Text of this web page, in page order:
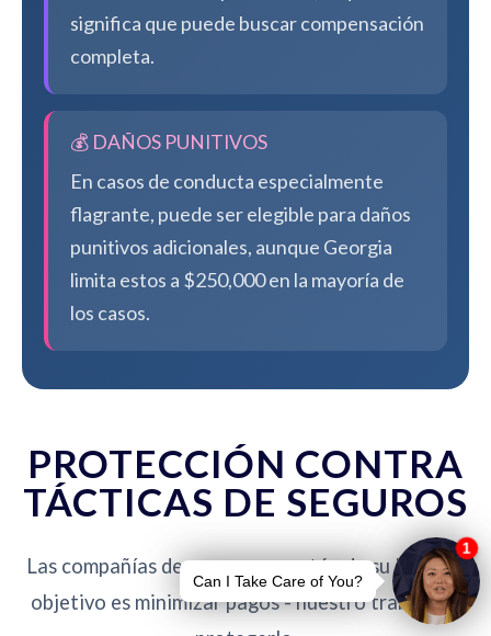
significa que puede buscar compensación
completa.
💰 DAÑOS PUNITIVOS
En casos de conducta especialmente
flagrante, puede ser elegible para daños
punitivos adicionales, aunque Georgia
limita estos a $250,000 en la mayoría de
los casos.
PROTECCIÓN CONTRA
TÁCTICAS DE SEGUROS
Las compañías de seguros no están de su lado. Su
objetivo es minimizar pagos - nuestro trabajo es